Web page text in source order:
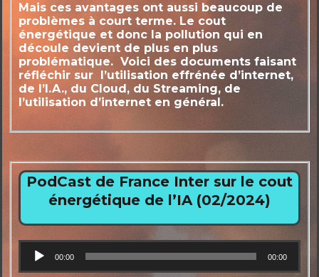
Mais ces avantages ont aussi beaucoup de
problèmes à court terme. Le cout
énergétique et donc la pollution qui en
découle devient de plus en plus
problématique. Voici des documents faisant
réfléchir sur l’utilisation effrénée d’internet,
de l’I.A., du Cloud, du Streaming, de
l’utilisation d’internet en général.
PodCast de France Inter sur le cout
énergétique de l’IA (02/2024)
Lecteur
audio
00:00 00:00